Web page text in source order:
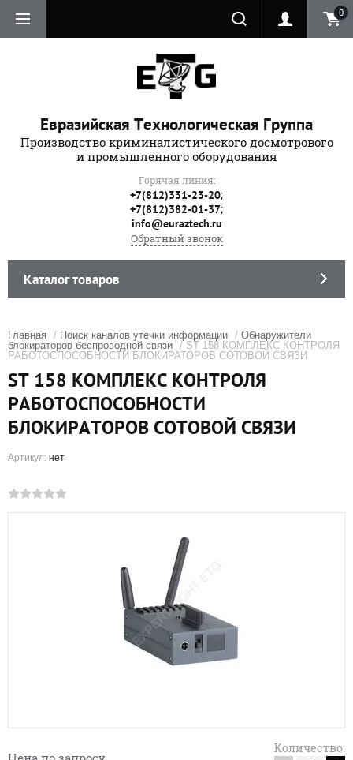
0
Евразийская Технологическая Группа
Производство криминалистического досмотрового
и промышленного оборудования
Горячая линия:
+7(812)331-23-20;
+7(812)382-01-37;
info@euraztech.ru
Обратный звонок
Каталог товаров
Главная / Поиск каналов утечки информации / Обнаружители
блокираторов беспроводной связи / ST 158 КОМПЛЕКС КОНТРОЛЯ
РАБОТОСПОСОБНОСТИ БЛОКИРАТОРОВ СОТОВОЙ СВЯЗИ
ST 158 КОМПЛЕКС КОНТРОЛЯ
РАБОТОСПОСОБНОСТИ
БЛОКИРАТОРОВ СОТОВОЙ СВЯЗИ
Артикул: нет
Количество: